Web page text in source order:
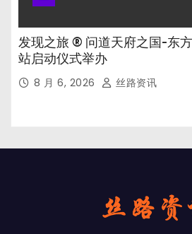
发现之旅 ® 问道天府之国-东
站启动仪式举办
8 月 6, 2026 丝路资讯